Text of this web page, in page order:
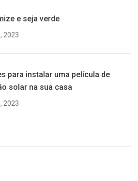
e seja verde
2023
para instalar uma película de
solar na sua casa
2023